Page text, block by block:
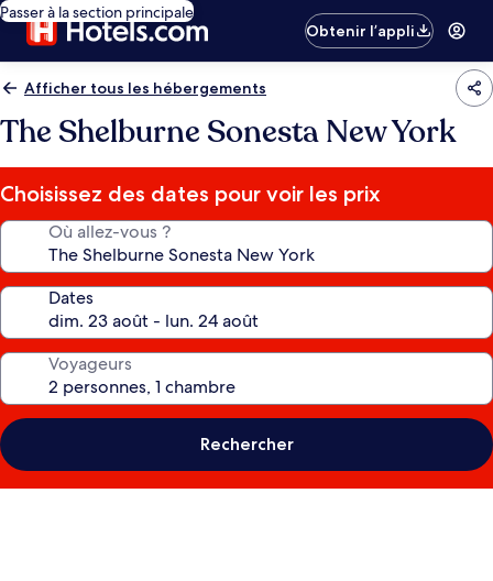
Passer à la section principale
Obtenir l’appli
Afficher tous les hébergements
The Shelburne Sonesta New York
Choisissez des dates pour voir les prix
Où allez-vous ?
Dates
Voyageurs
Rechercher